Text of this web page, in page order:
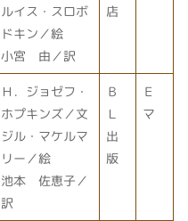
ルイス・スロボ
ドキン／絵
小宮 由／訳
店
Ｈ．ジョゼフ・
ホプキンズ／文
ジル・マケルマ
リー／絵
池本 佐恵子／
訳
Ｂ
Ｌ
出
版
Ｅ
マ